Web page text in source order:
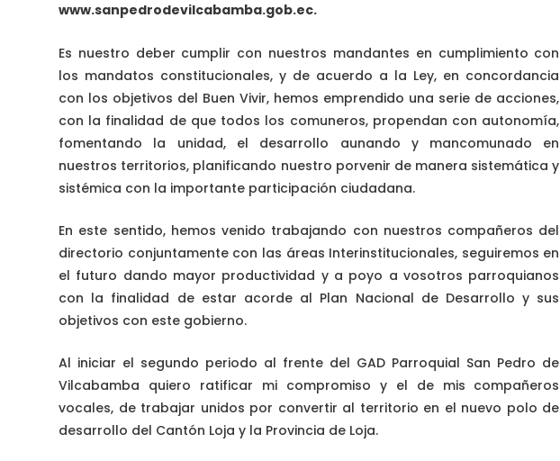
www.sanpedrodevilcabamba.gob.ec.
Es nuestro deber cumplir con nuestros mandantes en cumplimiento con
los mandatos constitucionales, y de acuerdo a la Ley, en concordancia
con los objetivos del Buen Vivir, hemos emprendido una serie de acciones,
con la finalidad de que todos los comuneros, propendan con autonomía,
fomentando la unidad, el desarrollo aunando y mancomunado en
nuestros territorios, planificando nuestro porvenir de manera sistemática y
sistémica con la importante participación ciudadana.
En este sentido, hemos venido trabajando con nuestros compañeros del
directorio conjuntamente con las áreas Interinstitucionales, seguiremos en
el futuro dando mayor productividad y a poyo a vosotros parroquianos
con la finalidad de estar acorde al Plan Nacional de Desarrollo y sus
objetivos con este gobierno.
Al iniciar el segundo periodo al frente del GAD Parroquial San Pedro de
Vilcabamba quiero ratificar mi compromiso y el de mis compañeros
vocales, de trabajar unidos por convertir al territorio en el nuevo polo de
desarrollo del Cantón Loja y la Provincia de Loja.